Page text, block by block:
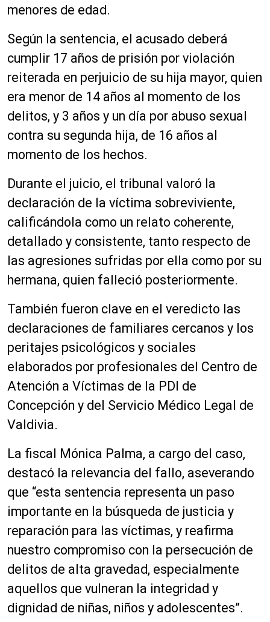
menores de edad.
Según la sentencia, el acusado deberá
cumplir 17 años de prisión por violación
reiterada en perjuicio de su hija mayor, quien
era menor de 14 años al momento de los
delitos, y 3 años y un día por abuso sexual
contra su segunda hija, de 16 años al
momento de los hechos.
Durante el juicio, el tribunal valoró la
declaración de la víctima sobreviviente,
calificándola como un relato coherente,
detallado y consistente, tanto respecto de
las agresiones sufridas por ella como por su
hermana, quien falleció posteriormente.
También fueron clave en el veredicto las
declaraciones de familiares cercanos y los
peritajes psicológicos y sociales
elaborados por profesionales del Centro de
Atención a Víctimas de la PDI de
Concepción y del Servicio Médico Legal de
Valdivia.
La fiscal Mónica Palma, a cargo del caso,
destacó la relevancia del fallo, aseverando
que “esta sentencia representa un paso
importante en la búsqueda de justicia y
reparación para las víctimas, y reafirma
nuestro compromiso con la persecución de
delitos de alta gravedad, especialmente
aquellos que vulneran la integridad y
dignidad de niñas, niños y adolescentes”.